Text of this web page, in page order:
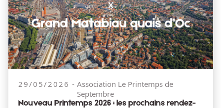
29/05/2026
Association Le Printemps de
Septembre
Nouveau Printemps 2026 : les prochains rendez-